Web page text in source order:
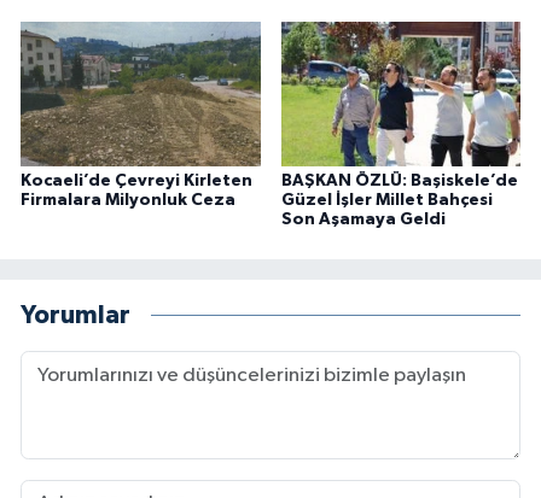
Kocaeli’de Çevreyi Kirleten
Firmalara Milyonluk Ceza
BAŞKAN ÖZLÜ: Başiskele’de
Güzel İşler Millet Bahçesi
Son Aşamaya Geldi
Yorumlar